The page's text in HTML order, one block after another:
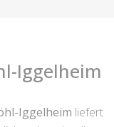
Iggelheim
Iggelheim liefert